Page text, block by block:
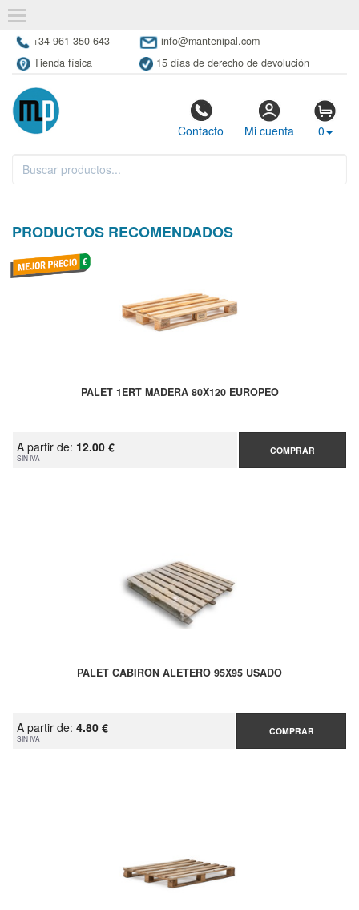
+34 961 350 643
info@mantenipal.com
Tienda física
15 días de derecho de devolución
Contacto Mi cuenta 0
PRODUCTOS RECOMENDADOS
PALET 1ERT MADERA 80X120 EUROPEO
A partir de: 12.00 €
SIN IVA
COMPRAR
PALET CABIRON ALETERO 95X95 USADO
A partir de: 4.80 €
SIN IVA
COMPRAR